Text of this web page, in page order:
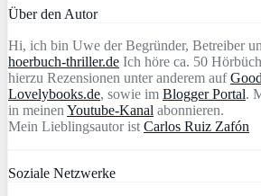
Über den Autor
Hi, ich bin Uwe der Begründer, Betreiber
hoerbuch-thriller.de Ich höre ca. 50
hierzu Rezensionen unter anderem auf
Lovelybooks.de, sowie im Blogger Portal.
in meinen Youtube-Kanal abonnieren.
Mein Lieblingsautor ist Carlos Ruiz Zafón
Soziale Netzwerke